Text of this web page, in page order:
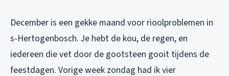
December is een gekke maand voor rioolproblemen in
s-Hertogenbosch. Je hebt de kou, de regen, en
iedereen die vet door de gootsteen gooit tijdens de
feestdagen. Vorige week zondag had ik vier